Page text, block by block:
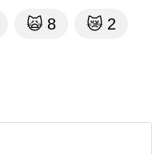
🙀 8 😿 2